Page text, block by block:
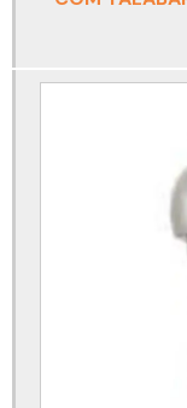
Conjunto autônomo
Conjunto autônomo
Conjunto autônomo
Conjunto autônomo
Conjunto autônomo